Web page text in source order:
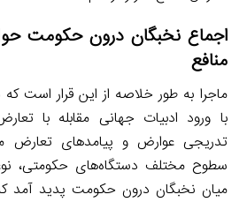
اجماع نخبگان درون حکومت
منافع
با ورود ادبیات جهانی مقابله با
تدریجی عوارض و پیامدهای تعارض
سطوح مختلف دستگاه‌های حکومتی،
میان نخبگان درون حکومت پدید آمد که